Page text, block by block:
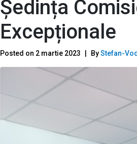
Ședința
Excepționale
Posted on 2 martie 2023 ByStefan-